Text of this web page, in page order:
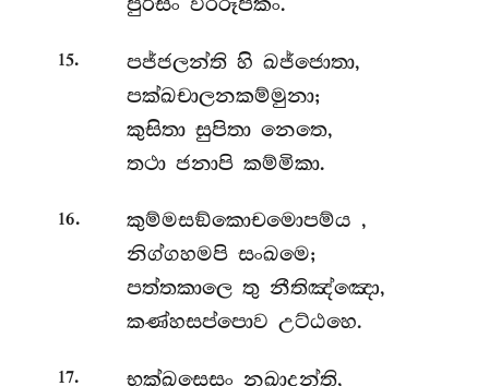
15. පජ්ජලන්ති හි ඛජ්ජොතා,
පක්ඛචාලනකම්මුනා;
කුසිතා සුපිතා නෙතෙ,
තථා ජනාපි කම්මිකා.
16. කුම්මසඞ්කොචමොපම්ය ,
නිග්ගහමපි සංඛමෙ;
පත්තකාලෙ තු නීතිඤ්ඤො,
කණ්හසප්පොව උට්ඨහෙ.
17. භක්ඛසෙසං නඛාදන්ති,